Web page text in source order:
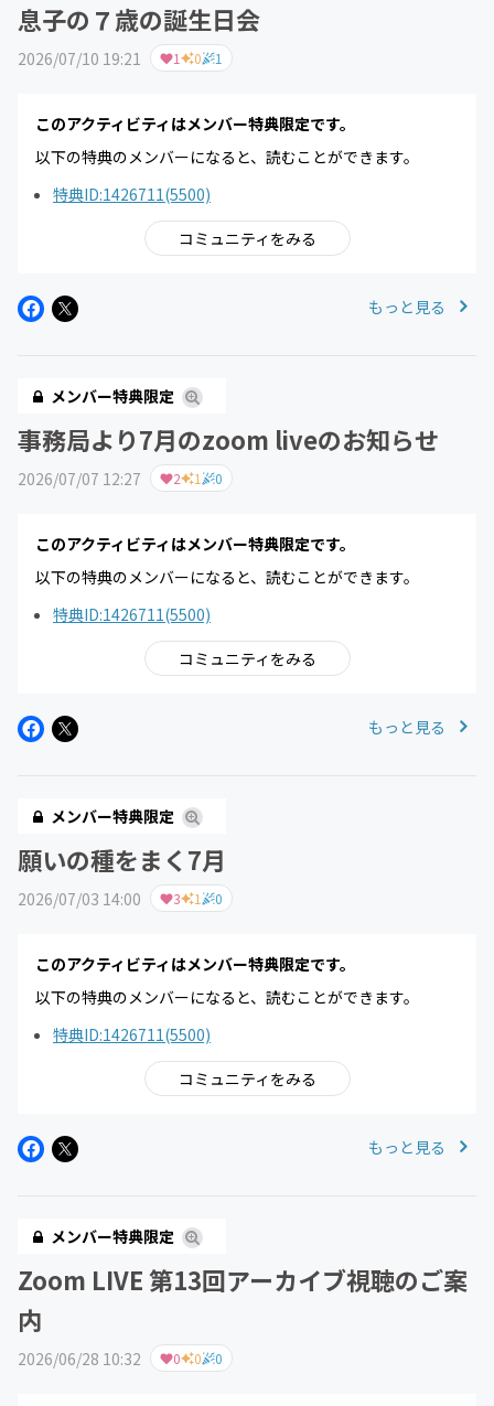
息子の７歳の誕生日会
2026/07/10 19:21 1 0 1
このアクティビティはメンバー特典限定です。
以下の特典のメンバーになると、読むことができます。
特典ID:1426711(5500)
コミュニティをみる
もっと見る
メンバー特典限定
事務局より7月のzoom liveのお知らせ
2026/07/07 12:27 2 1 0
このアクティビティはメンバー特典限定です。
以下の特典のメンバーになると、読むことができます。
特典ID:1426711(5500)
コミュニティをみる
もっと見る
メンバー特典限定
願いの種をまく7月
2026/07/03 14:00 3 1 0
このアクティビティはメンバー特典限定です。
以下の特典のメンバーになると、読むことができます。
特典ID:1426711(5500)
コミュニティをみる
もっと見る
メンバー特典限定
Zoom LIVE 第13回アーカイブ視聴のご案
内
2026/06/28 10:32 0 0 0